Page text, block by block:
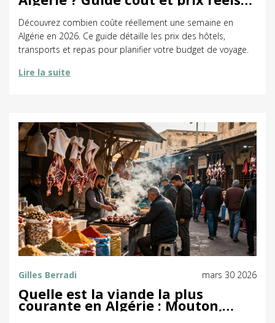
2026
Découvrez combien coûte réellement une semaine en
Algérie en 2026. Ce guide détaille les prix des hôtels,
transports et repas pour planifier votre budget de voyage.
Lire la suite
Gilles Berradi mars 30 2026
Quelle est la viande la plus
courante en Algérie : Mouton,
Boeuf ou Autres ?